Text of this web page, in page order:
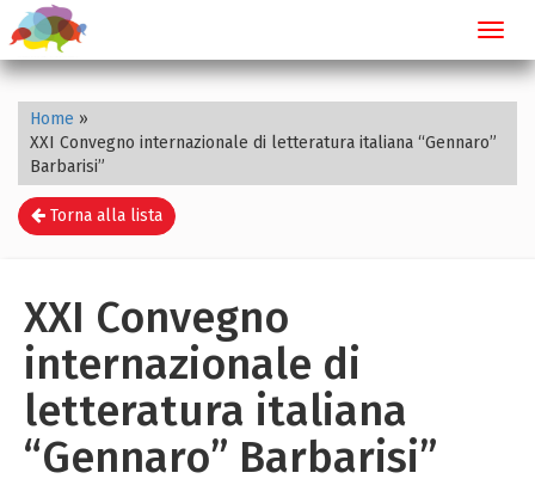
Home »
XXI Convegno internazionale di letteratura italiana “Gennaro”
Barbarisi”
Torna alla lista
XXI Convegno
internazionale di
letteratura italiana
“Gennaro” Barbarisi”